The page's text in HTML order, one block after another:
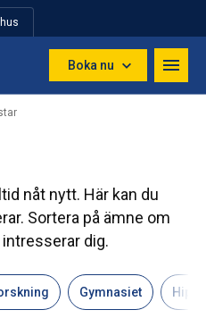
Boka nu
nåt nytt. Här kan du
Sortera på ämne om
dig.
Gymnasiet